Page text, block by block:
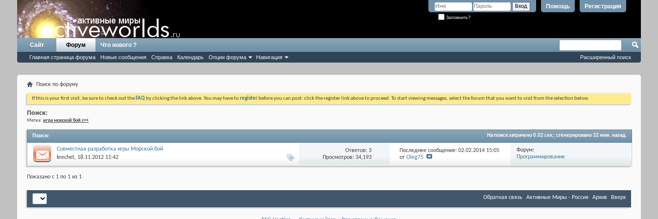
Регистрация
Помощь
Запомнить?
Сайт Форум
Главная страница форума Новые сообщения Справка Календарь Опции форума Навигация
Что нового ?
Расширенный поиск
Поиск по форуму
If this is your first visit, be sure to check out the FAQ by clicking the link above. You may have toregister before you can post: click the register link above to proceed. To start viewing messages, select the forum that you want to visit from the selection below.
Поиск:
Метка: игра морской бой c++
Поиск: На поиск затрачено0.02сек.; сгенерировано 32 мин. назад.
Совместная разработка игры Морской бой
krechet, 18.11.2012 11:42
Ответов: 3
Просмотров: 34,193
Последнее сообщение: 02.02.2014 15:05
отOlеg75
Форум:
Программирование
Показано с 1 по 1 из 1
Обратная связь Активные Миры - Россия Архив Вверх